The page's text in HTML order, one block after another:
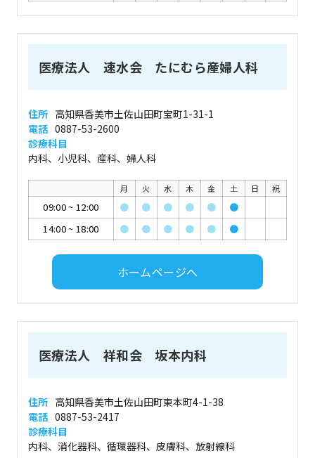
医療法人 速水会 たにむら産婦人科
住所 高知県香美市土佐山田町宝町1-31-1
電話 0887-53-2600
診療科目
内科、小児科、産科、婦人科
月 火 水 木 金 土 日 祝
09:00~ 12:00 ● ● ● ● ●
●
14:00~ 18:00 ● ● ● ● ● ●
ホームページへ
医療法人 祥和会 坂本内科
住所 高知県香美市土佐山田町東本町4-1-38
電話 0887-53-2417
診療科目
内科、消化器科、循環器科、皮膚科、放射線科